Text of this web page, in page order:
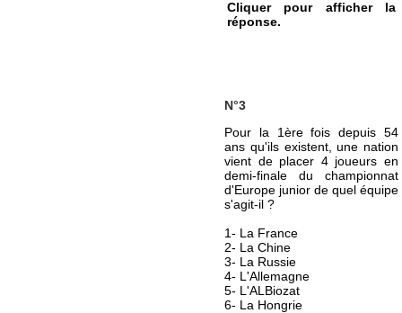
Cliquer pour afficher la
réponse.
N°3
Pour la 1ère fois depuis 54
ans qu'ils existent, une nation
vient de placer 4 joueurs en
demi-finale du championnat
d'Europe junior de quel équipe
s'agit-il ?
1- La France
2- La Chine
3- La Russie
4- L'Allemagne
5- L'ALBiozat
6- La Hongrie